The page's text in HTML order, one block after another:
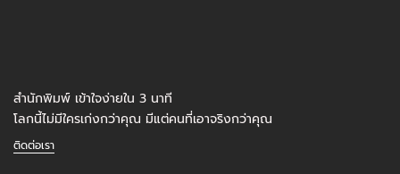
สำนักพิมพ์ เข้าใจง่ายใน 3 นาที
โลกนี้ไม่มีใครเก่งกว่าคุณ มีแต่คนที่เอาจริงกว่าคุณ
ติดต่อเรา